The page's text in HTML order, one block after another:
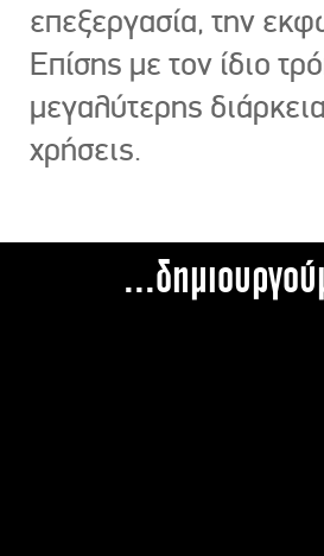
επεξεργασία, την
Επίσης με τον ίδιο
μεγαλύτερης
χρήσεις.